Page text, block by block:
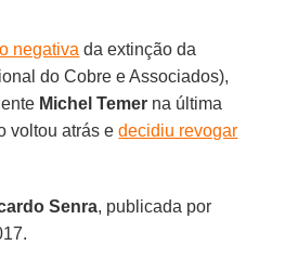
negativa da extinção da
do Cobre e Associados),
Michel Temer na última
voltou atrás edecidiu revogar
Senra, publicada por